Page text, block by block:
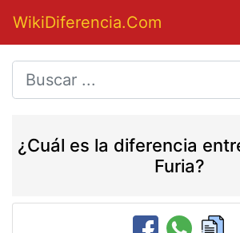
WikiDiferencia.Com
¿Cuál es la diferencia
Furia?